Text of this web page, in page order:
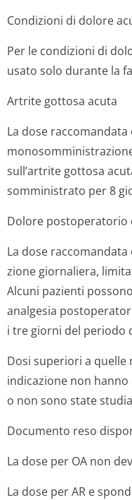
Condizioni di dolore
Per le condizioni di
usato solo durante la
Artrite gottosa acuta
La dose raccomandata
sull’artrite gottosa
somministrato per 8
Dolore postoperatorio
La dose
zione giornaliera,
Alcuni pazienti
analgesia
i tre giorni del periodo
Dosi superiori a quelle
indicazione non
o non sono state
Documento reso
La dose per OA non
La dose per AR e